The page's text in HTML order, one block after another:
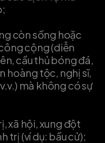
còn sống hoặc
cộng (diễn
cầu thủ bóng đá,
hoàng tộc, nghị sĩ,
mà không có sự
xã hội, xung đột
trị (ví dụ: bầu cử);